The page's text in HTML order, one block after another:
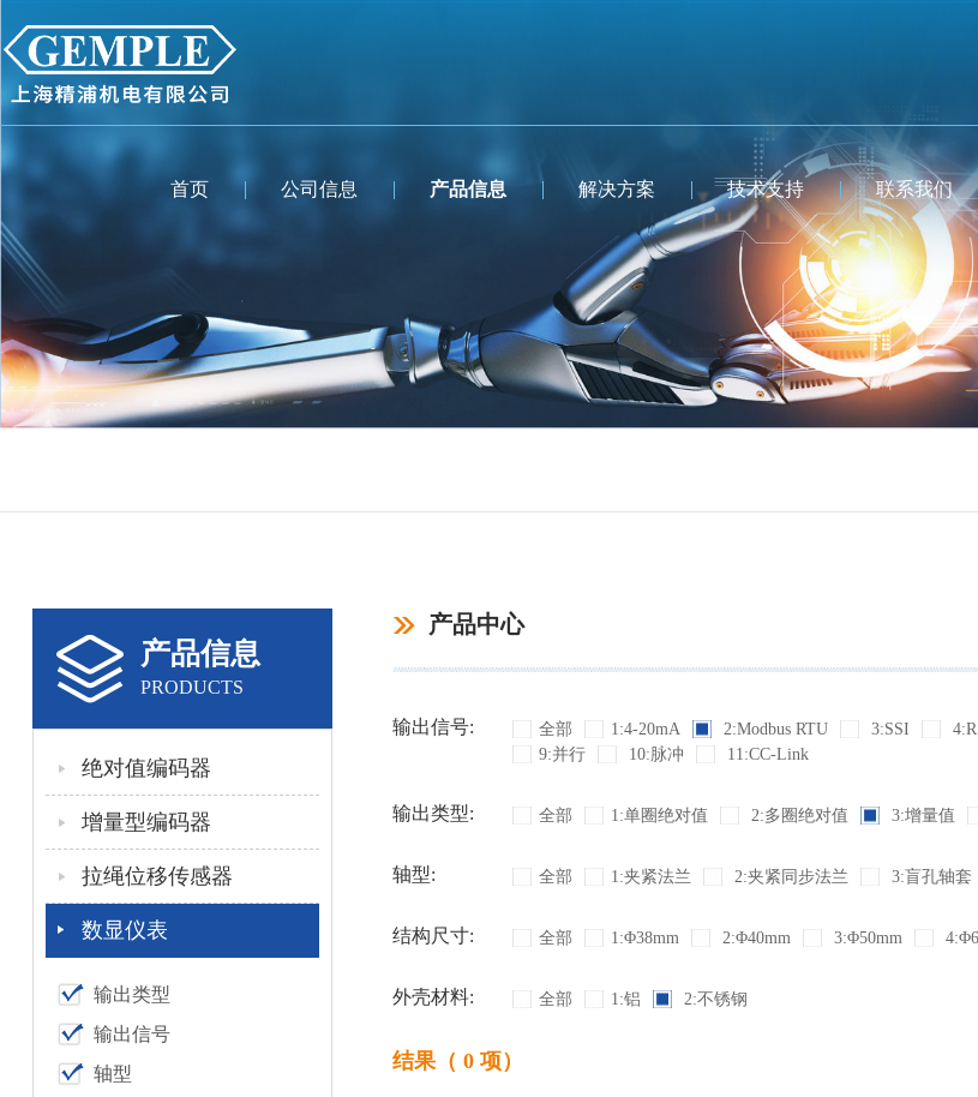
首页 公司信息 产品信息 解决方案 技术支持 联系我们
产品信息
PRODUCTS
绝对值编码器
增量型编码器
拉绳位移传感器
数显仪表
输出类型
输出信号
轴型
产品中心
输出信号: 全部 1:4-20mA 2:Modbus RTU 3:SSI
9:并行
10:脉冲 11:CC-Link
输出类型: 全部 1:单圈绝对值 2:多圈绝对值 3:增量值
轴型: 全部 1:夹紧法兰 2:夹紧同步法兰 3:盲孔轴套
结构尺寸: 全部 1:Φ38mm 2:Φ40mm 3:Φ50mm
外壳材料: 全部 1:铝 2:不锈钢
结果（ 0 项）